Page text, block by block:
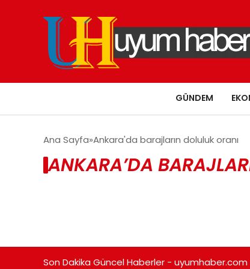
GÜNDEM
Ana Sayfa Ankara'da barajların doluluk oranı
ANKARA’DA
Son Dakika Güncel Haberler - uyumhaber.com